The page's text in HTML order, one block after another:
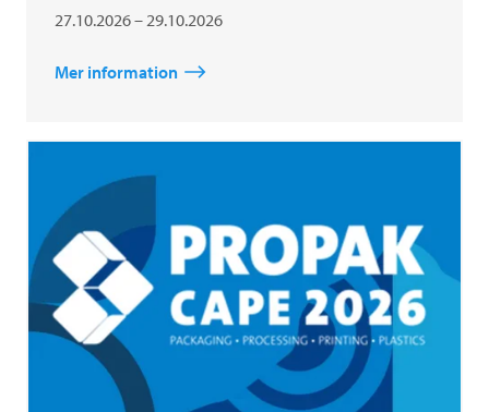
27.10.2026 – 29.10.2026
Mer information